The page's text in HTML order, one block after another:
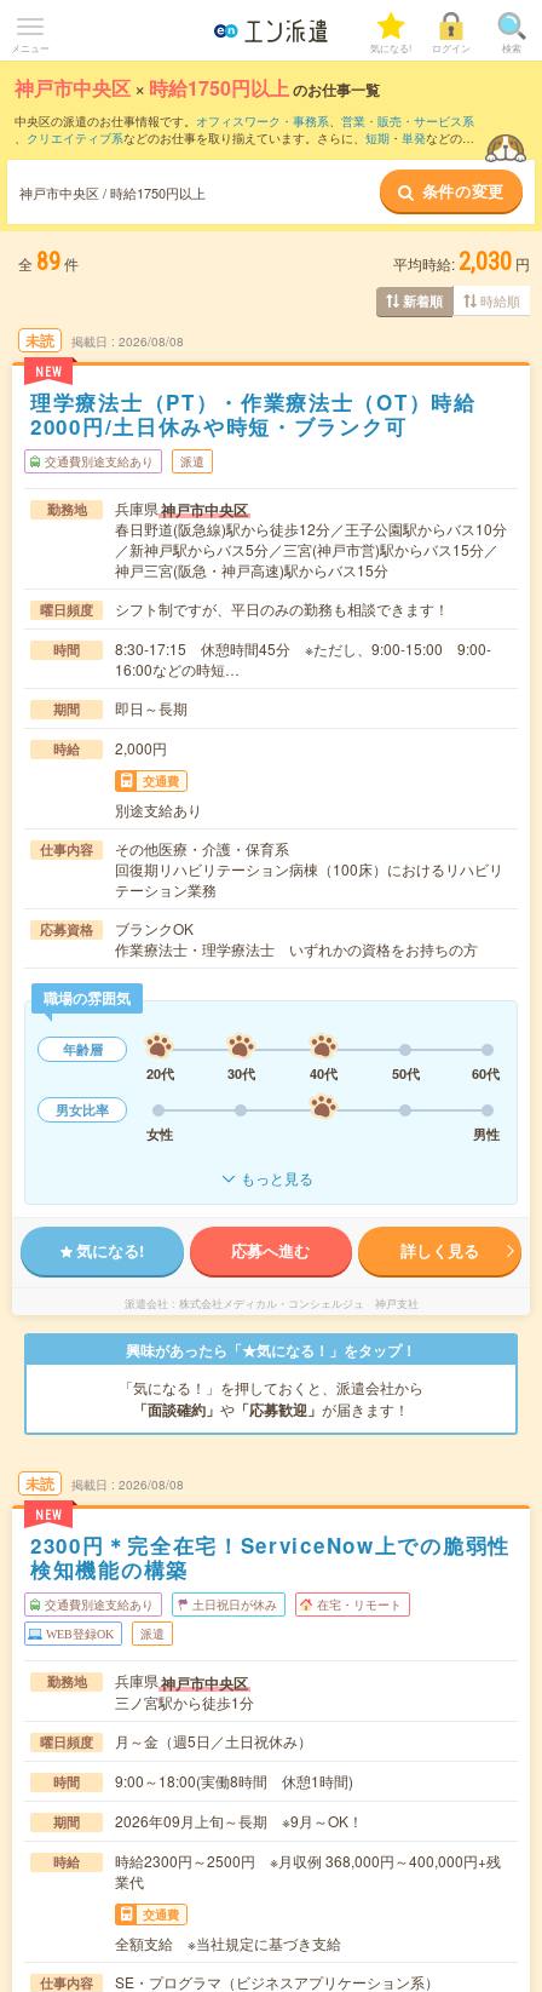
メニュー 気になる! ログイン 検索
神戸市中央区 × 時給1750円以上のお仕事一覧
中央区の派遣のお仕事情報です。 オフィスワーク・事務系、 営業・販売・サービス系
、 クリエイティブ系などのお仕事を取り揃えています。さらに、 短期 ・ 単発などの期
神戸市中央区 / 時給1750円以上 条件の変更
全 89件 平均時給: 2,030 円
新着順 時給順
未読
NEW
掲載日 2026/08/08
理学療法士（PT）・作業療法士（OT）時給
2000円/土日休みや時短・ブランク可
交通費別途支給あり 派遣
勤務地 兵庫県神戸市中央区
春日野道(阪急線)駅から徒歩12分／王子公園駅からバス10分
／新神戸駅からバス5分／三宮(神戸市営)駅からバス15分／
神戸三宮(阪急・神戸高速)駅からバス15分
曜日頻度 シフト制ですが、平日のみの勤務も相談できます！
時間
8:30-17:15 休憩時間45分 ※ただし、9:00-15:00 9:00-
16:00などの時短…
期間 即日～長期
時給 2,000円
交通費
別途支給あり
仕事内容
その他医療・介護・保育系
回復期リハビリテーション病棟（100床）におけるリハビリ
テーション業務
応募資格
ブランクOK
作業療法士・理学療法士 いずれかの資格をお持ちの方
職場の雰囲気
年齢層
20代
30代 40代 50代
60代
男女比率
女性
男性
もっと見る
気になる! 応募へ進む 詳しく見る
派遣会社 株式会社メディカル・コンシェルジュ 神戸支社
興味があったら「★気になる！」をタップ！
「気になる！」を押しておくと、派遣会社から
「面談確約」 や 「応募歓迎」 が届きます！
未読
NEW
掲載日 2026/08/08
2300円＊完全在宅！ServiceNow上での脆弱性
検知機能の構築
交通費別途支給あり 土日祝日が休み 在宅・リモート
WEB登録OK 派遣
勤務地 兵庫県神戸市中央区
三ノ宮駅から徒歩1分
曜日頻度 月～金（週5日／土日祝休み）
時間 9:00～18:00(実働8時間 休憩1時間)
期間 2026年09月上旬～長期 ※9月～OK！
時給
時給2300円～2500円 ※月収例 368,000円～400,000円+残
業代
交通費
全額支給 ※当社規定に基づき支給
仕事内容
SE・プログラマ（ビジネスアプリケーション系）